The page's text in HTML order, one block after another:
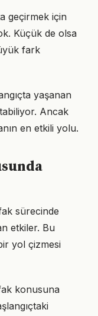
geçirmek için
Küçük de olsa
fark
yaşanan
Ancak
en etkili yolu.
sürecinde
etkiler. Bu
yol çizmesi
konusuna